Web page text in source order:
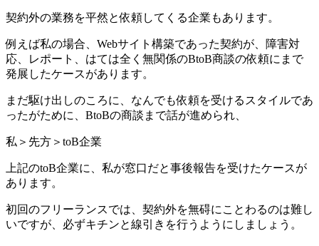
契約外の業務を平然と依頼してくる企業もあります。
例えば私の場合、Webサイト構築であった契約が、障害対
応、レポート、はては全く無関係のBtoB商談の依頼にまで
発展したケースがあります。
まだ駆け出しのころに、なんでも依頼を受けるスタイルであ
ったがために、BtoBの商談まで話が進められ、
私＞先方＞toB企業
上記のtoB企業に、私が窓口だと事後報告を受けたケースが
あります。
初回のフリーランスでは、契約外を無碍にことわるのは難し
いですが、必ずキチンと線引きを行うようにしましょう。